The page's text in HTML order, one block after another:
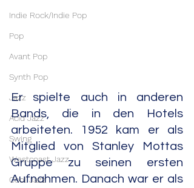
Indie Rock/Indie Pop
Pop
Avant Pop
Synth Pop
Jazz
Acid Jazz
Swing
Westcoast Jazz
Cool Jazz
Er spielte auch in anderen
Bands, die in den Hotels
arbeiteten. 1952 kam er als
Mitglied von Stanley Mottas
Gruppe zu seinen ersten
Aufnahmen. Danach war er als